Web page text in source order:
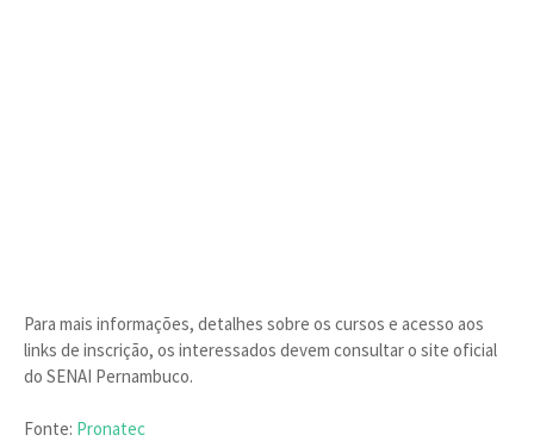
Para mais informações, detalhes sobre os cursos e acesso aos
links de inscrição, os interessados devem consultar o site oficial
do SENAI Pernambuco.
Fonte: Pronatec